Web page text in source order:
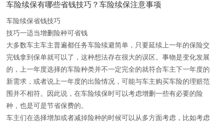
车险续保有哪些省钱技巧？车险续保注意事项
车险续保省钱技巧
技巧一适当增删险种可省钱
大多数车主车主普遍都任务车险续避简单，只要延续上一年的保险交
完钱拿到保单就可以了，这种想法存在很大的误区。事物是变化发展
的，上一年度选择的车险种类并不一定完全的就符合车主下一年度的
新需求，或者说上一年度的出险情况，可能与车主购买车险的理赔范
围并不相符。因此说，在车险续保时可以考虑增删一些有必要的险
种，也是可是节省保费的。
车主们在选择增加或者减掉险种的时候可以从多方面考虑，比如考虑